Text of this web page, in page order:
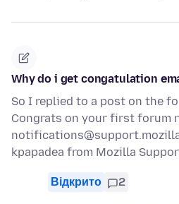
Why do i get congatulation
So I replied to a post on the
Congrats on your first forum
kpapadea from Mozilla
Відкрито 2